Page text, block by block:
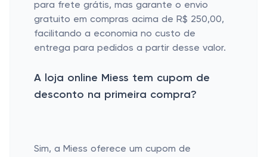
para frete grátis, mas garante o envio
gratuito em compras acima de R$ 250,00,
facilitando a economia no custo de
entrega para pedidos a partir desse valor.
A loja online Miess tem cupom de
desconto na primeira compra?
Sim, a Miess oferece um cupom de